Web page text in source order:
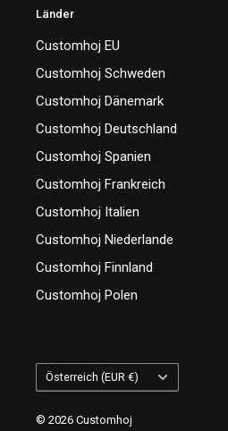
Länder
Customhoj EU
Customhoj Schweden
Customhoj Dänemark
Customhoj Deutschland
Customhoj Spanien
Customhoj Frankreich
Customhoj Italien
Customhoj Niederlande
Customhoj Finnland
Customhoj Polen
Land/Region
Österreich (EUR €)
© 2026 Customhoj